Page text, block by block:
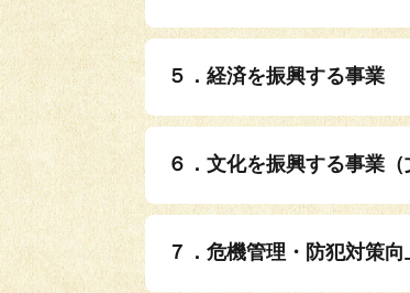
５．経済を振興する事業
６．文化を振興する事業（
７．危機管理・防犯対策